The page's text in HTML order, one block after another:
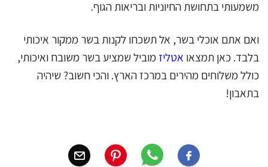
משמעותי בתחושת החיוניות ובריאות הגוף.
ואם אתם אוכלי בשר, אל תשכחו לקנות בשר ממקור איכותי
בלבד. כאן תמצאו אטליז מוביל שמציע בשר משובח ואיכותי,
כולל משלוחים מהירים במרכז הארץ. והכי חשוב? שיהיה
בתאבון!